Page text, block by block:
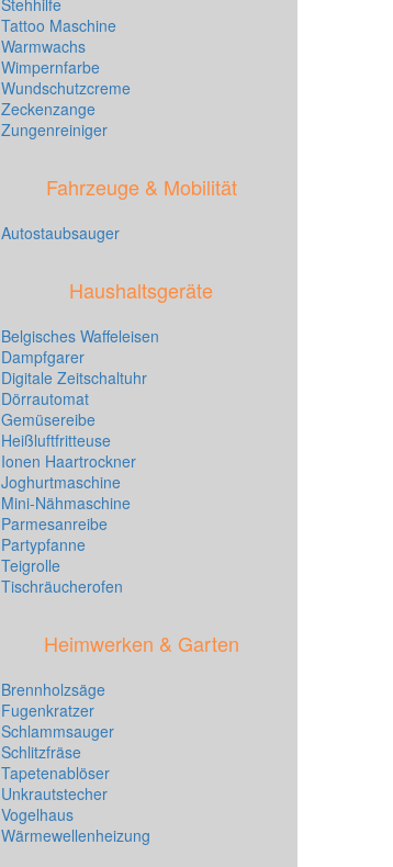
Stehhilfe
Tattoo Maschine
Warmwachs
Wimpernfarbe
Wundschutzcreme
Zeckenzange
Zungenreiniger
Fahrzeuge & Mobilität
Autostaubsauger
Haushaltsgeräte
Belgisches Waffeleisen
Dampfgarer
Digitale Zeitschaltuhr
Dörrautomat
Gemüsereibe
Heißluftfritteuse
Ionen Haartrockner
Joghurtmaschine
Mini-Nähmaschine
Parmesanreibe
Partypfanne
Teigrolle
Tischräucherofen
Heimwerken & Garten
Brennholzsäge
Fugenkratzer
Schlammsauger
Schlitzfräse
Tapetenablöser
Unkrautstecher
Vogelhaus
Wärmewellenheizung